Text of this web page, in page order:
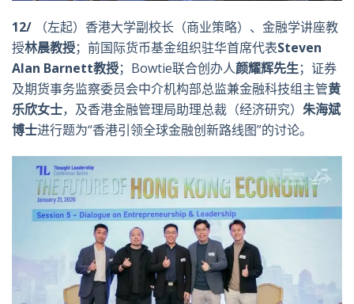
12/ （左起）香港大学副校长（商业策略）、金融学讲座教
授林晨教授；前国际货币基金组织驻华首席代表Steven
Alan Barnett教授；Bowtie联合创办人颜耀辉先生；证券
及期货事务监察委员会中介机构部总监兼金融科技组主管黄
乐欣女士，及香港金融管理局助理总裁（经济研究） 朱海斌
博士进行题为“香港引领全球金融创新路线图”的讨论。